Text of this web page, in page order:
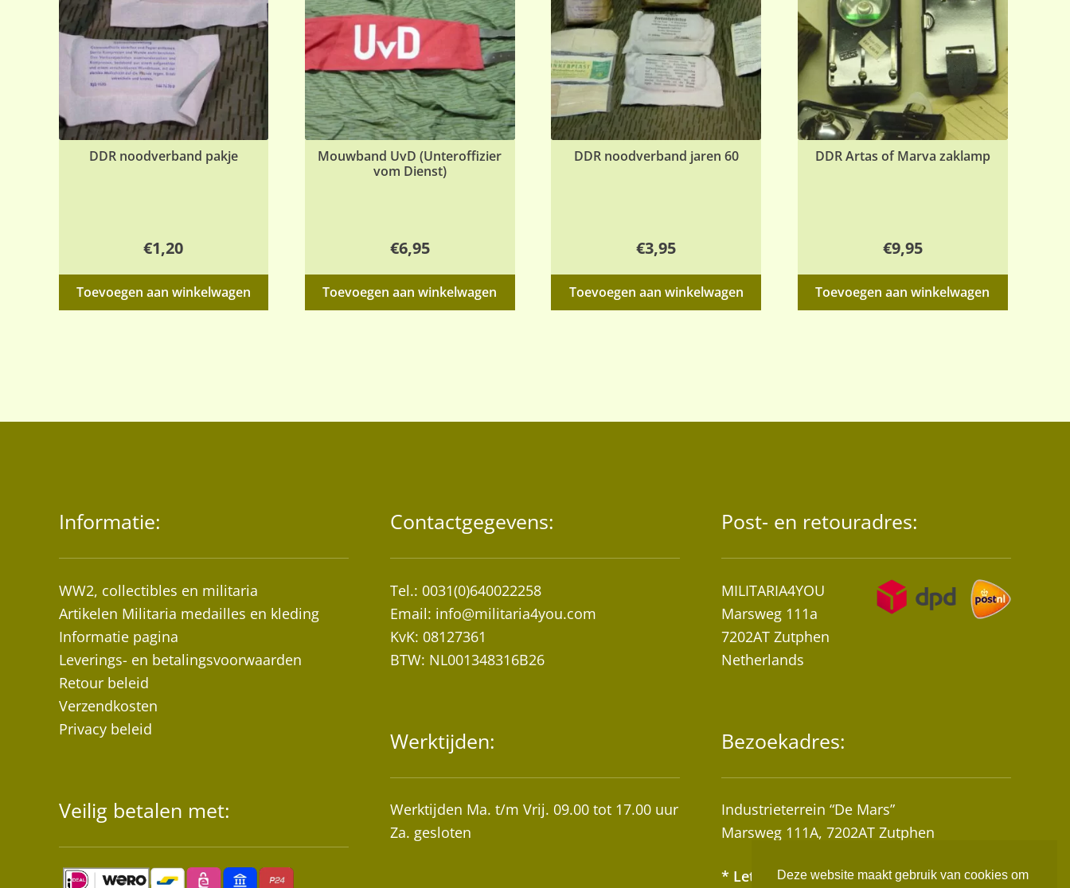
DDR noodverband pakje
€1,20
Toevoegen aan winkelwagen
Mouwband UvD (Unteroffizier
vom Dienst)
€6,95
Toevoegen aan winkelwagen
DDR noodverband jaren 60
€3,95
Toevoegen aan winkelwagen
DDR Artas of Marva zaklamp
€9,95
Toevoegen aan winkelwagen
Informatie:
WW2, collectibles en militaria
Artikelen Militaria medailles en kleding
Informatie pagina
Leverings- en betalingsvoorwaarden
Retour beleid
Verzendkosten
Privacy beleid
Veilig betalen met:
Contactgegevens:
Tel.: 0031(0)640022258
Email: info@militaria4you.com
KvK: 08127361
BTW: NL001348316B26
Werktijden:
Werktijden Ma. t/m Vrij. 09.00 tot 17.00 uur
Za. gesloten
Post- en retouradres:
MILITARIA4YOU
Marsweg 111a
7202AT Zutphen
Netherlands
Bezoekadres:
Industrieterrein “De Mars”
Marsweg 111A, 7202AT Zutphen
* Let op! Wij zijn geen winkel!
Deze website maakt gebruik van cookies om